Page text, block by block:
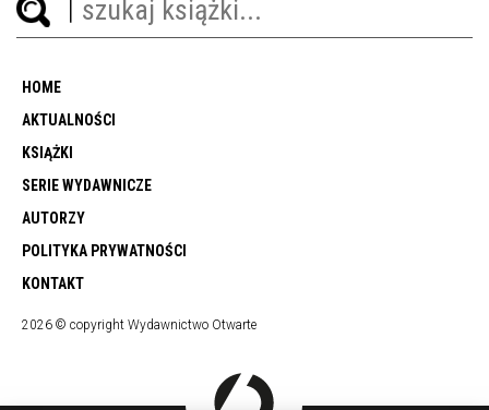
HOME
AKTUALNOŚCI
KSIĄŻKI
SERIE WYDAWNICZE
AUTORZY
POLITYKA PRYWATNOŚCI
KONTAKT
2026 © copyright Wydawnictwo Otwarte